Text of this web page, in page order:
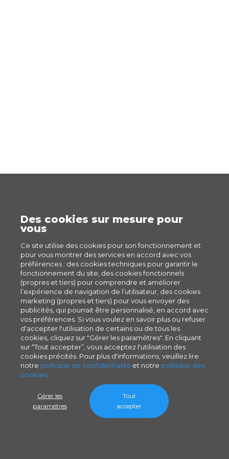
Des cookies sur mesure pour
vous
Ce site utilise des cookies pour son fonctionnement et
pour vous montrer des services en accord avec vos
préférences : des cookies techniques pour garantir le
fonctionnement du site, des cookies fonctionnels
(propres et tiers) pour comprendre et améliorer
l’expérience de navigation de l’utilisateur, des cookies
marketing (propres et tiers) pour vous envoyer des
publicités, qui pourrait être personnalisé, en accord avec
vos préférences. Si vous voulez en savoir plus ou refuser
d'accepter l'utilisation de certains ou de tous les
cookies, cliquez sur "Gérer les paramètres". En cliquant
sur “Tout accepter”, vous acceptez l'utilisation des
cookies précités. Pour plus d'informations, veuillez lire
notre politique de confidentialité et notre politique des
cookies
Gérer les
paramètres
Tout
accepter